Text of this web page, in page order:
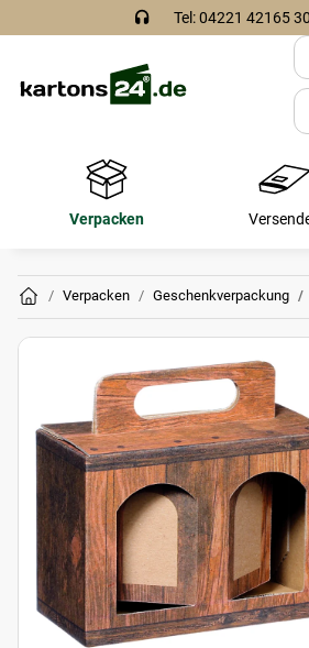
Tel: 04221 42165 30
Verpacken
Verpacken Geschenkverpackung